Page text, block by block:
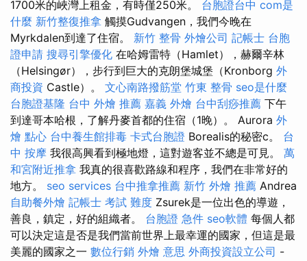
1700米的峽灣上租金，有時僅250米。 台胞證台中 com是
什麼 新竹整復推拿 觸摸Gudvangen，我們今晚在
Myrkdalen到達了住宿。 新竹 整骨 外燴公司 記帳士 台胞
證申請 搜尋引擎優化 在哈姆雷特（Hamlet），赫爾辛林
（Helsingør），步行到巨大的克朗堡城堡（Kronborg 外
商投資 Castle）。 文心南路撥筋堂 竹東 整骨 seo是什麼
台胞證基隆 台中 外燴 推薦 嘉義 外燴 台中刮痧推薦 下午
到達哥本哈根，了解丹麥首都的住宿（1晚）。 Aurora 外
燴 點心 台中養生館排毒 卡式台胞證 Borealis的秘密c。 台
中 按摩 我很高興看到極地燈，這對遊客並不總是可見。 萬
和宮附近推拿 我真的很喜歡路線和程序，我們在非常好的
地方。 seo services 台中推拿推薦 新竹 外燴 推薦 Andrea
自助餐外燴 記帳士 考試 難度 Zsurek是一位出色的導遊，
善良，鎮定，好的組織者。 台胞證 急件 seo軟體 每個人都
可以決定這是否是我們當前世界上最幸運的國家，但這是最
美麗的國家之一 數位行銷 外燴 意思 外商投資設立公司 -